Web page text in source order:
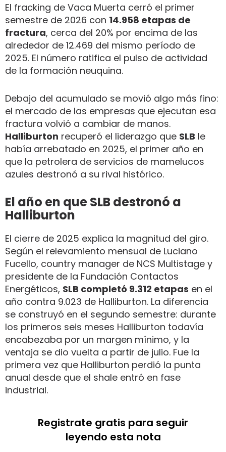
El fracking de Vaca Muerta cerró el primer
semestre de 2026 con 14.958 etapas de
fractura, cerca del 20% por encima de las
alrededor de 12.469 del mismo período de
2025. El número ratifica el pulso de actividad
de la formación neuquina.
Debajo del acumulado se movió algo más fino:
el mercado de las empresas que ejecutan esa
fractura volvió a cambiar de manos.
Halliburton recuperó el liderazgo que SLB le
había arrebatado en 2025, el primer año en
que la petrolera de servicios de mamelucos
azules destronó a su rival histórico.
El año en que SLB destronó a
Halliburton
El cierre de 2025 explica la magnitud del giro.
Según el relevamiento mensual de Luciano
Fucello, country manager de NCS Multistage y
presidente de la Fundación Contactos
Energéticos, SLB completó 9.312 etapas en el
año contra 9.023 de Halliburton. La diferencia
se construyó en el segundo semestre: durante
los primeros seis meses Halliburton todavía
encabezaba por un margen mínimo, y la
ventaja se dio vuelta a partir de julio. Fue la
primera vez que Halliburton perdió la punta
anual desde que el shale entró en fase
industrial.
Registrate gratis para seguir
leyendo esta nota